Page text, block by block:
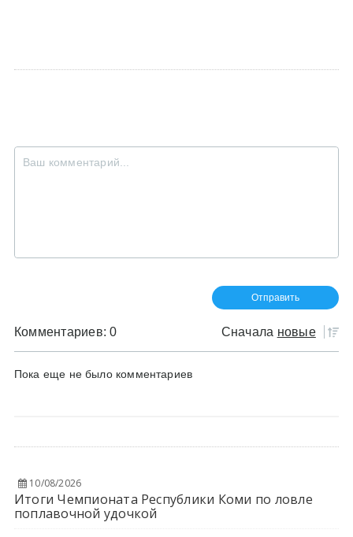
Комментариев: 0 Сначала новые
Пока еще не было комментариев
10/08/2026
Итоги Чемпионата Республики Коми по ловле
поплавочной удочкой